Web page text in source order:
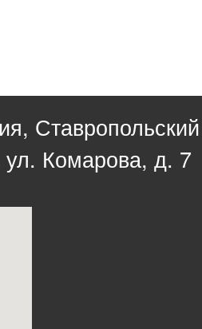
ул. Комарова, д. 7